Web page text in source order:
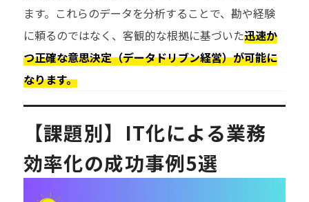
ます。これらのデータを分析することで、勘や経験
に頼るのではなく、客観的な根拠に基づいた迅速か
つ正確な意思決定（データドリブン経営）が可能に
なります。
【課題別】IT化による業務
効率化の成功事例5選